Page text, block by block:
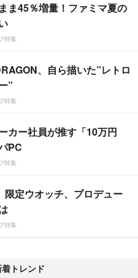
ま45％増量！ファミマ夏の
特集
、自ら描いた”レトロ
”
特集
カー社員が推す「10万円
PC
特集
限定ウオッチ、プロデュー
特集
トレンド